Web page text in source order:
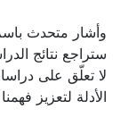
وأشار متحدث باسم
ستراجع نتائج
لا تعلّق على
الأدلة لتعزيز